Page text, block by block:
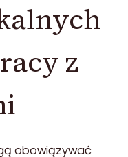
z
obowiązywać